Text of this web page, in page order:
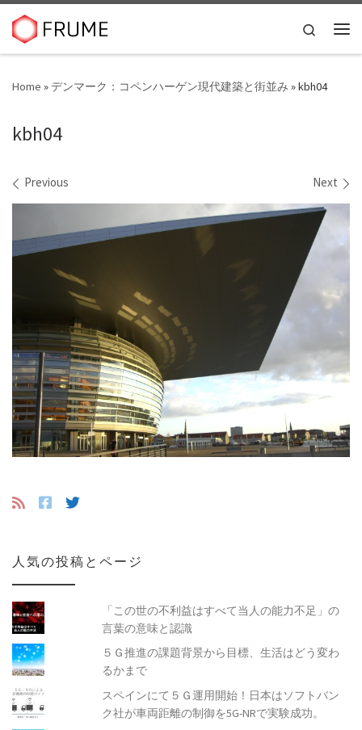
Skip to content
Search
Home »デンマーク：コペンハーゲン現代建築と街並み »kbh04
kbh04
Images navigation
Previous Next
人気の投稿とページ
「この世の不利益はすべて当人の能力不足」の
言葉の意味と認識
５Ｇ推進の課題背景から目標、生活はどう変わ
るかまで
スペインにて５Ｇ運用開始！日本はソフトバン
ク社が車両距離の制御を5G-NRで実験成功。